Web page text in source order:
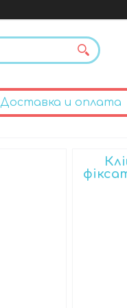
Доставка и оплата